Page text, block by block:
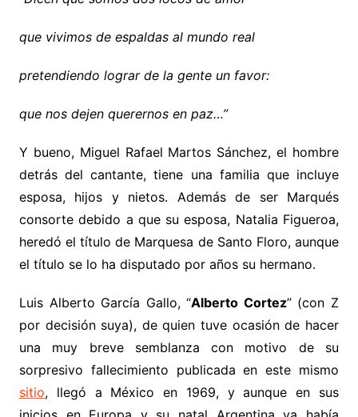
que vivimos de espaldas al mundo real
pretendiendo lograr de la gente un favor:
que nos dejen querernos en paz…”
Y bueno, Miguel Rafael Martos Sánchez, el hombre
detrás del cantante, tiene una familia que incluye
esposa, hijos y nietos. Además de ser Marqués
consorte debido a que su esposa, Natalia Figueroa,
heredó el título de Marquesa de Santo Floro, aunque
el título se lo ha disputado por años su hermano.
Luis Alberto García Gallo, “Alberto Cortez” (con Z
por decisión suya), de quien tuve ocasión de hacer
una muy breve semblanza con motivo de su
sorpresivo fallecimiento publicada en este mismo
sitio, llegó a México en 1969, y aunque en sus